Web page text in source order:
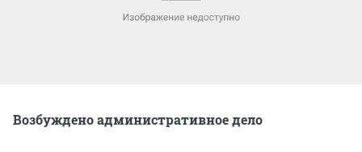
Возбуждено административное дело